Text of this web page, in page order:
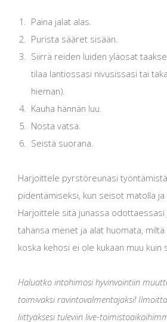
Paina jalat alas.
Purista sääret sisään.
Siirrä reiden luiden yläosat
tilaa lantiossasi nivusissasi tai
hieman).
Kauha hännän luu.
Nosta vatsa.
Seistä suorana.
Harjoittele pyrstöreunasi
pidentämiseksi, kun seisot matolla
Harjoittele sitä junassa odottaessasi
tahansa menet ja alat huomata,
koska kehosi ei ole kukaan muu kuin
Haluatko intohimosi hyvinvointiin
toimivaksi ravintovalmentajaksi!
liittyäksesi tuleviin live-